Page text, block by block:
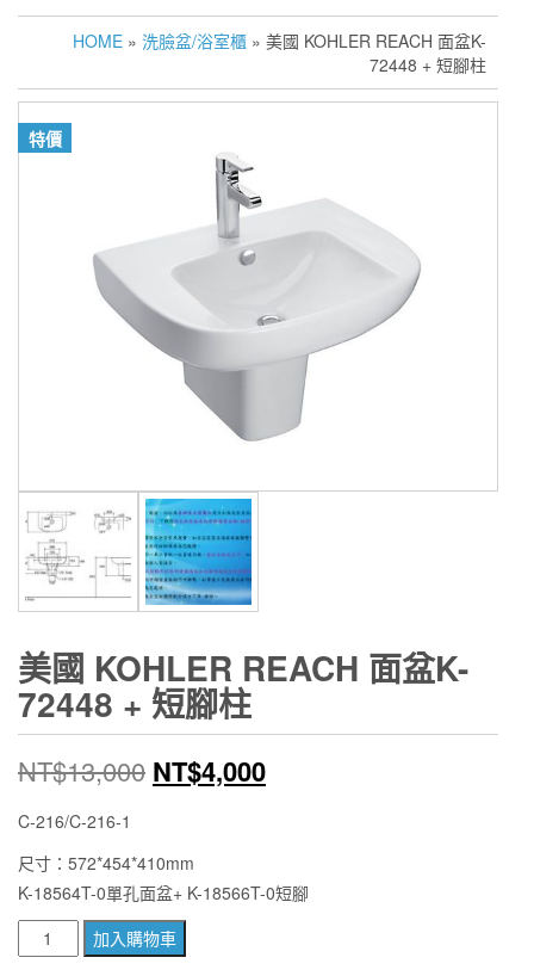
HOME » 洗臉盆/浴室櫃 » 美國 KOHLER REACH 面盆K-
72448 + 短腳柱
特價
美國 KOHLER REACH 面盆K-
72448 + 短腳柱
NT$13,000 原
價
格：
NT$13,000。
NT$4,000目
格：
C-216/C-216-1
尺寸：572*454*410mm
K-18564T-0單孔面盆+ K-18566T-0短腳
國
加入購物車